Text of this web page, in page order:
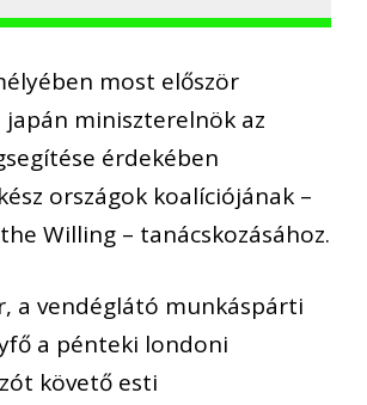
most először
miniszterelnök az
érdekében
országok koalíciójának –
Willing – tanácskozásához.
a vendéglátó munkáspárti
a pénteki londoni
követő esti